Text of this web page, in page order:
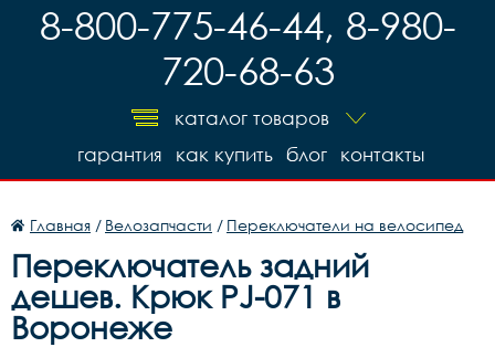
8-800-775-46-44, 8-980-
720-68-63
каталог товаров
контакты
блог
как купить
гарантия
Главная / Велозапчасти / Переключатели на велосипед
Переключатель задний
дешев. Крюк PJ-071 в
Воронеже